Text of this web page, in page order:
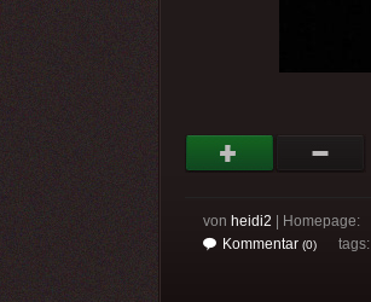
von heidi2 | Homepage:
Kommentar (0)